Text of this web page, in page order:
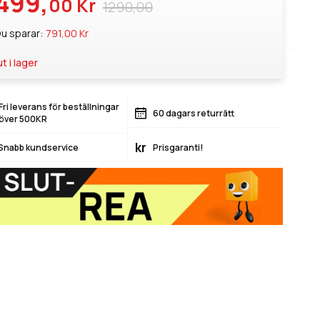
1290,00
00 Kr
sparar: 791,00 Kr
i lager
leverans för beställningar
500KR
60 dagars returrätt
kundservice kr Prisgaranti!